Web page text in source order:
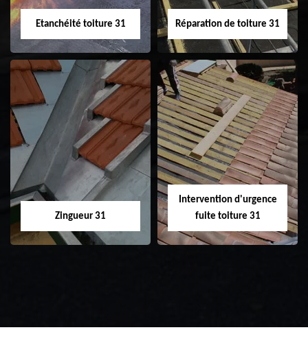
Etanchéité toiture 31
Etanchéité toiture
31
Réparation de toiture 31
Réparation de
toiture 31
Zingueur 31
Intervention d'urgence
fuite toiture 31